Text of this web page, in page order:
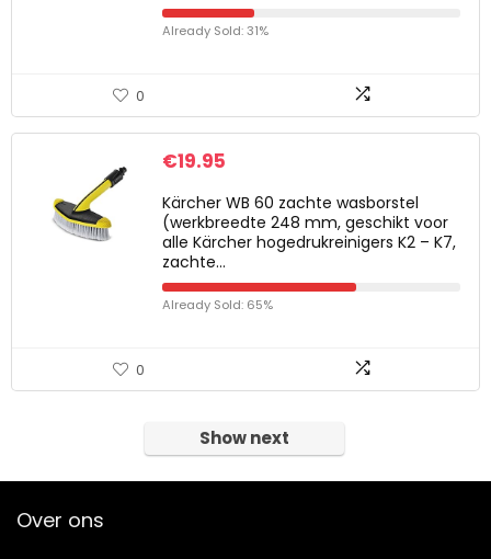
Already Sold: 31%
0
€19.95
Kärcher WB 60 zachte wasborstel
(werkbreedte 248 mm, geschikt voor
alle Kärcher hogedrukreinigers K2 – K7,
zachte…
Already Sold: 65%
0
Show next
Over ons